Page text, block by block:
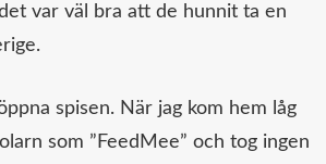
var väl bra att de hunnit ta en
spisen. När jag kom hem låg
som ”FeedMee” och tog ingen